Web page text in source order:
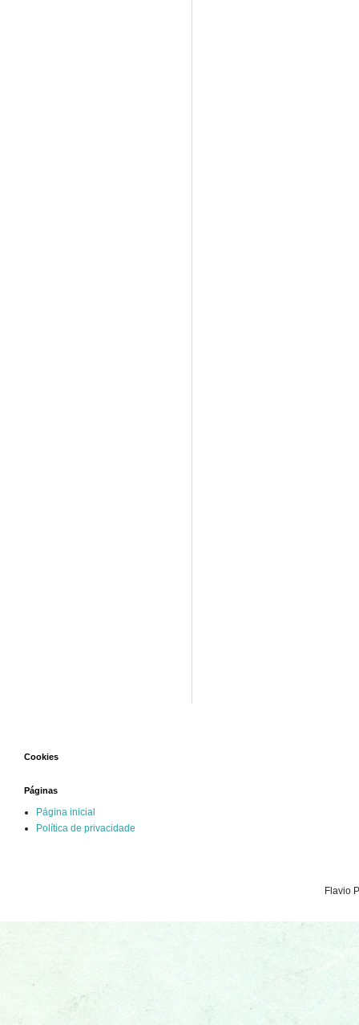
Cookies
Páginas
Página inicial
Política de privacidade
Flavio